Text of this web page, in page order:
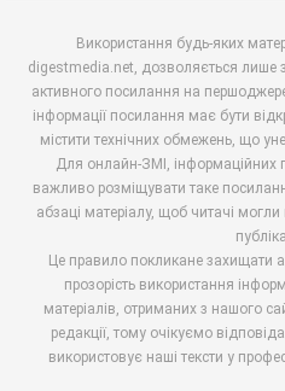
Використання будь-яких
digestmedia.net, дозволяється лише
активного посилання на
інформації посилання має бути
містити технічних обмежень, що
Для онлайн-ЗМІ, інформаційних
важливо розміщувати таке
абзаці матеріалу, щоб читачі
Це правило покликане захищати
прозорість використання
матеріалів, отриманих з нашого
редакції, тому очікуємо
використовує наші тексти у